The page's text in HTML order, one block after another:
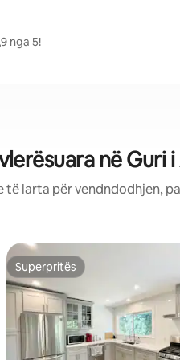
nga 5!
në Guri
larta për vendndodhjen,
Superpritës
Superpritës